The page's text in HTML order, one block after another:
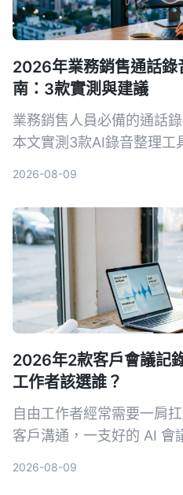
2026年業務銷售通話錄
南：3款實測與建議
業務銷售人員必備的通話
本文實測3款AI錄音整理工
2026-08-09
2026年2款客戶會議記
工作者該選誰？
自由工作者經常需要一肩
客戶溝通，一支好的 AI 會
2026-08-09